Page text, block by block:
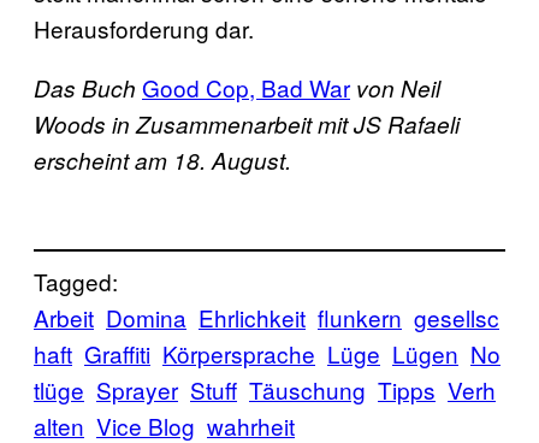
Herausforderung dar.
Das Buch Good Cop, Bad War von Neil
Woods in Zusammenarbeit mit JS Rafaeli
erscheint am 18. August.
Tagged:
Arbeit Domina Ehrlichkeit flunkern gesellsc
haft Graffiti Körpersprache Lüge Lügen No
tlüge Sprayer Stuff Täuschung Tipps Verh
alten Vice Blog wahrheit